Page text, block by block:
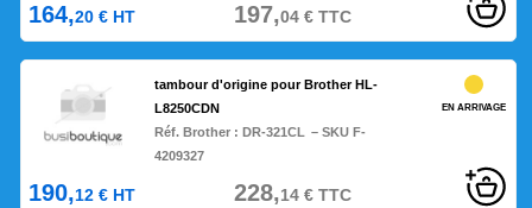
164,20 € HT 197,04€TTC
tambour d'origine pour Brother HL-
L8250CDN
Réf. Brother :DR-321CL – SKU F-
4209327
EN ARRIVAGE
190,12 € HT 228,14€TTC